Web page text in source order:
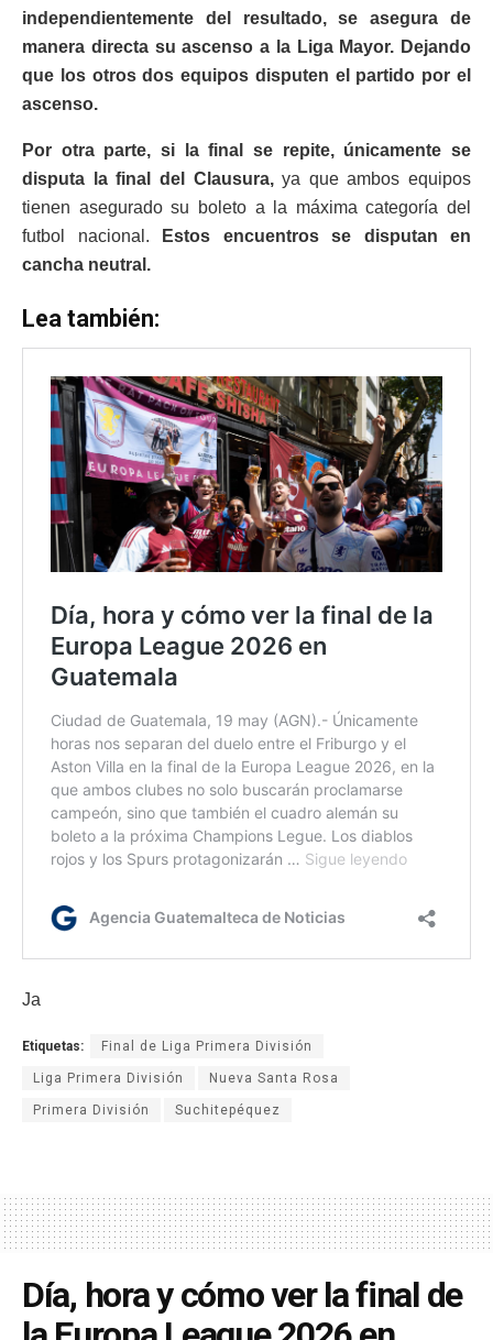
independientemente del resultado, se asegura de
manera directa su ascenso a la Liga Mayor. Dejando
que los otros dos equipos disputen el partido por el
ascenso.
Por otra parte, si la final se repite, únicamente se
disputa lafinal del Clausura,ya que ambos equipos
tienen asegurado su boleto a la máxima categoría del
futbol nacional.
Estos encuentros se disputan en
cancha neutral.
Lea también:
Ja
Etiquetas: Final de Liga Primera División
Liga Primera División Nueva Santa Rosa
Primera División Suchitepéquez
Día, hora y cómo ver la final de